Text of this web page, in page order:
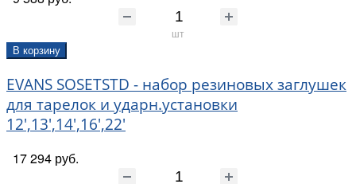
шт
В корзину
EVANS SOSETSTD - набор резиновых заглушек
для тарелок и ударн.установки
12',13',14',16',22'
17 294 руб.